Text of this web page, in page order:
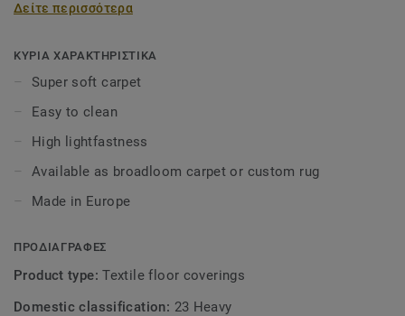
thus ensure that Soft Sensation continues to look good as
Δείτε περισσότερα
ΚΥΡΙΑ ΧΑΡΑΚΤΗΡΙΣΤΙΚΑ
Super soft carpet
Easy to clean
High lightfastness
Available as broadloom carpet or custom rug
Made in Europe
ΠΡΟΔΙΑΓΡΑΦΕΣ
Product type:Textile floor coverings
Domestic classification: 23 Heavy